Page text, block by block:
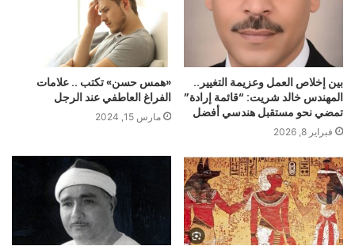
​بين إخلاص العمل وعزيمة التغيير..
المهندس خالد شريت: “قائمة إرادة”
تمضي نحو مستقبل هندسي أفضل
فبراير 8, 2026
«همس حسن» تكتب .. علامات
الفراغ العاطفي عند الرجل
مارس 15, 2024